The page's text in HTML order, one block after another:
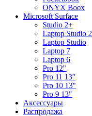
ONYX Boox
Microsoft Surface
Studio 2+
Laptop Studio 2
Laptop Studio
Laptop 7
Laptop 6
Pro 12"
Pro 11 13"
Pro 10 13"
Pro 9 13"
Аксессуары
Распродажа